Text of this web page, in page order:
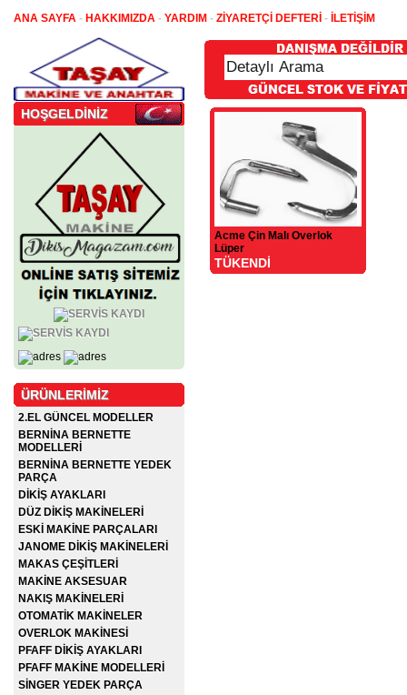
ANA SAYFA - HAKKIMIZDA - YARDIM - ZİYARETÇİ DEFTERİ - İLETİŞİM
HOŞGELDİNİZ
ÜRÜNLERİMİZ
2.EL GÜNCEL MODELLER
BERNİNA BERNETTE
MODELLERİ
BERNİNA BERNETTE YEDEK
PARÇA
DİKİŞ AYAKLARI
DÜZ DİKİŞ MAKİNELERİ
ESKİ MAKİNE PARÇALARI
JANOME DİKİŞ MAKİNELERİ
MAKAS ÇEŞİTLERİ
MAKİNE AKSESUAR
NAKIŞ MAKİNELERİ
OTOMATİK MAKİNELER
OVERLOK MAKİNESİ
PFAFF DİKİŞ AYAKLARI
PFAFF MAKİNE MODELLERİ
SİNGER YEDEK PARÇA
Acme Çin Malı Overlok
Lüper
TÜKENDİ